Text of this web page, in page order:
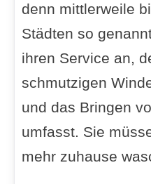
denn mittlerweile
Städten so
ihren Service an,
schmutzigen
und das Bringen
umfasst. Sie
mehr zuhause